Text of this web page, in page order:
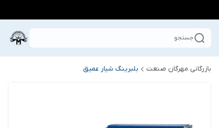
جستجو
بازرگانی مهرگان صنعت بلبرینگ شیار عمیق